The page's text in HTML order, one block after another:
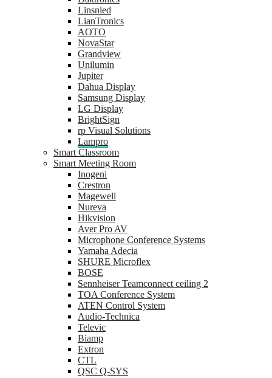
Linsnled
LianTronics
AOTO
NovaStar
Grandview
Unilumin
Jupiter
Dahua Display
Samsung Display
LG Display
BrightSign
rp Visual Solutions
Lampro
Smart Classroom
Smart Meeting Room
Inogeni
Crestron
Magewell
Nureva
Hikvision
Aver Pro AV
Microphone Conference Systems
Yamaha Adecia
SHURE Microflex
BOSE
Sennheiser Teamconnect ceiling 2
TOA Conference System
ATEN Control System
Audio-Technica
Televic
Biamp
Extron
CTL
QSC Q-SYS